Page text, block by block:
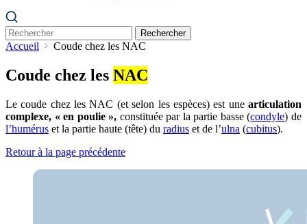
Rechercher
Accueil Coude chez les NAC
Coude chez les NAC
Le coude chez les NAC (et selon les espèces) est une articulation
complexe, « en poulie », constituée par la partie basse (condyle) de
l’humérus et la partie haute (tête) du radius et de l’ulna (cubitus).
Retour à la page précédente